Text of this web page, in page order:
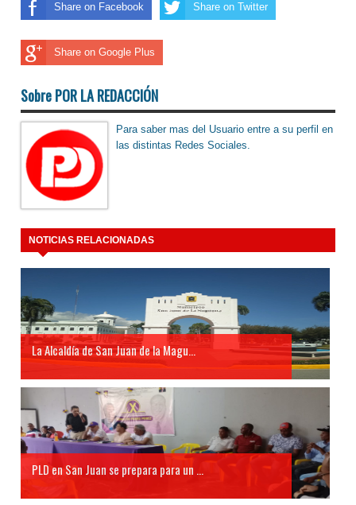
Share on Facebook Share on Twitter
Share on Google Plus
Sobre POR LA REDACCIÓN
Para saber mas del Usuario entre a su perfil en
las distintas Redes Sociales.
NOTICIAS RELACIONADAS
La Alcaldía de San Juan de la Magu...
PLD en San Juan se prepara para un ...